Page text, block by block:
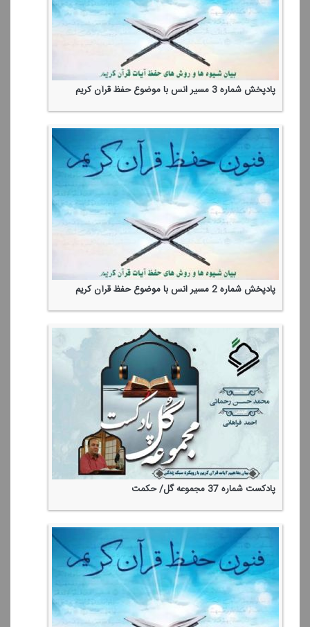
پادپخش شماره 3 مسیر انس با موضوع حفظ قرآن كریم
پادپخش شماره 2 مسیر انس با موضوع حفظ قرآن كریم
پادكست شماره 37 مجموعه گل/ حكمت